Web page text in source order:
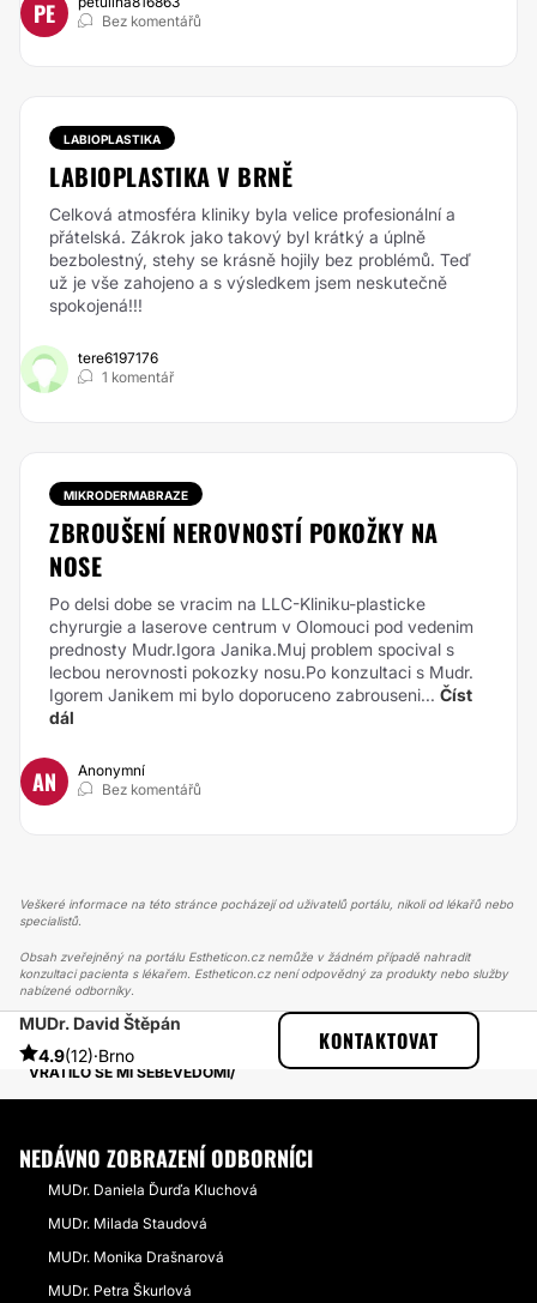
PE
Bez komentářů
LABIOPLASTIKA
LABIOPLASTIKA V BRNĚ
Celková atmosféra kliniky byla velice profesionální a
přátelská. Zákrok jako takový byl krátký a úplně
bezbolestný, stehy se krásně hojily bez problémů. Teď
už je vše zahojeno a s výsledkem jsem neskutečně
spokojená!!!
tere6197176
1 komentář
MIKRODERMABRAZE
ZBROUŠENÍ NEROVNOSTÍ POKOŽKY NA
NOSE
Po delsi dobe se vracim na LLC-Kliniku-plasticke
chyrurgie a laserove centrum v Olomouci pod vedenim
prednosty Mudr.Igora Janika.Muj problem spocival s
lecbou nerovnosti pokozky nosu.Po konzultaci s Mudr.
Igorem Janikem mi bylo doporuceno zabrouseni... Číst
dál
AN
Anonymní
Bez komentářů
Veškeré informace na této stránce pocházejí od uživatelů portálu, nikoli od lékařů nebo
specialistů.
Obsah zveřejněný na portálu Estheticon.cz nemůže v žádném případě nahradit
konzultaci pacienta s lékařem. Estheticon.cz není odpovědný za produkty nebo služby
nabízené odborníky.
MUDr. David Štěpán
4.9(12)·Brno
KONTAKTOVAT
ESTHETICON
PŘÍBĚHY
PŘÍBĚHY TÝKAJÍCÍ SE ZÁKROKU LABIOPLASTIKA
VRÁTILO SE MI SEBEVĚDOMÍ
NEDÁVNO ZOBRAZENÍ ODBORNÍCI
MUDr. Daniela Ďurďa Kluchová
MUDr. Milada Staudová
MUDr. Monika Drašnarová
MUDr. Petra Škurlová